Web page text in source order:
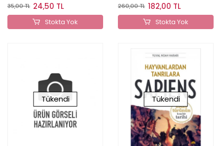
35,00 TL 24,50 TL
Stokta Yok
260,00 TL 182,00 TL
Stokta Yok
Tükendi Tükendi